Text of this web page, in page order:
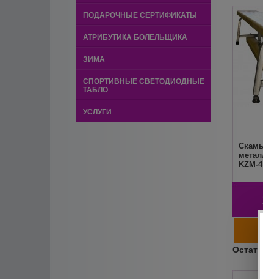
ПОДАРОЧНЫЕ СЕРТИФИКАТЫ
АТРИБУТИКА БОЛЕЛЬЩИКА
ЗИМА
СПОРТИВНЫЕ СВЕТОДИОДНЫЕ
ТАБЛО
УСЛУГИ
KZM-4